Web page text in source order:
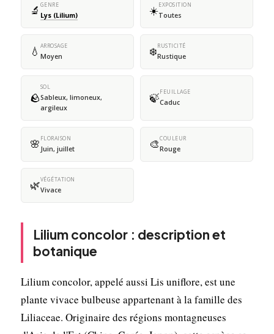
🔬 GENRE
Lys (Lilium) ☀️EXPOSITION
Toutes
💧 ARROSAGE
Moyen ❄️RUSTICITÉ
Rustique
🪨
SOL
Sableux, limoneux,
argileux
🍃FEUILLAGE
Caduc
🌸 FLORAISON
Juin, juillet 🎨COULEUR
Rouge
🌿VÉGÉTATION
Vivace
Lilium concolor : description et
botanique
Lilium concolor, appelé aussi Lis uniflore, est une
plante vivace bulbeuse appartenant à la famille des
Liliaceae. Originaire des régions montagneuses